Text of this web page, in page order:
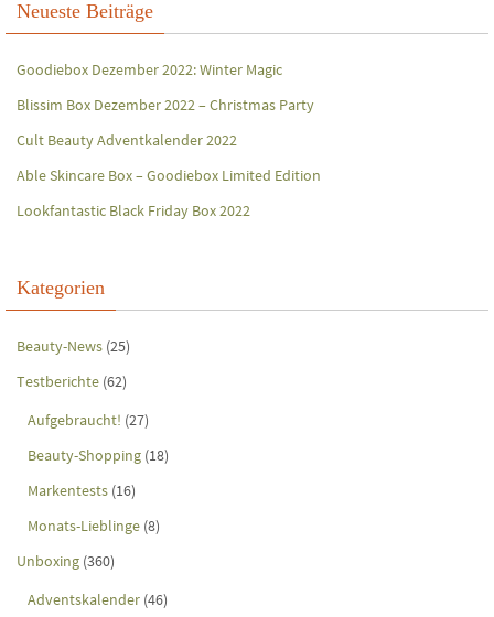
Neueste Beiträge
Goodiebox Dezember 2022: Winter Magic
Blissim Box Dezember 2022 – Christmas Party
Cult Beauty Adventkalender 2022
Able Skincare Box – Goodiebox Limited Edition
Lookfantastic Black Friday Box 2022
Kategorien
Beauty-News (25)
Testberichte (62)
Aufgebraucht! (27)
Beauty-Shopping (18)
Markentests (16)
Monats-Lieblinge (8)
Unboxing (360)
Adventskalender (46)